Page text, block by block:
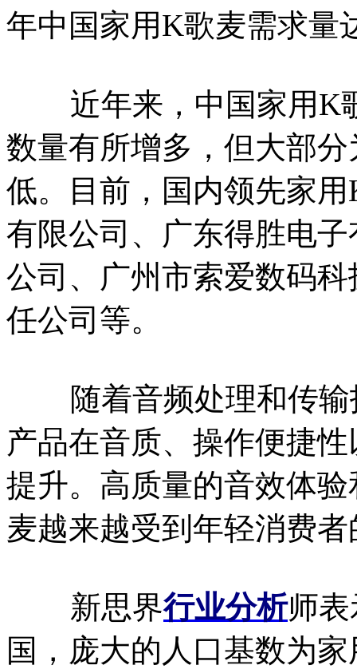
年中国家用K歌麦需求量
近年来，中国家用K
数量有所增多，但大部
低。目前，国内领先家
有限公司、广东得胜电
公司、广州市索爱数码
任公司等。
随着音频处理和传输
产品在音质、操作便捷
提升。高质量的音效体
麦越来越受到年轻消费
新思界行业分析师
国，庞大的人口基数为